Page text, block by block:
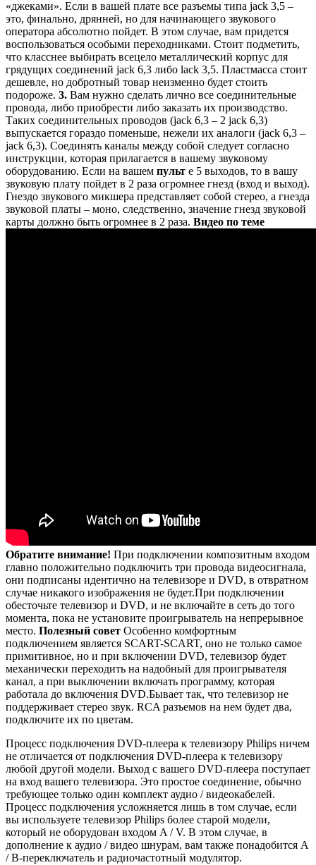
«джеками». Если в вашей плате все разъемы типа jack 3,5 –
это, финально, дрянней, но для начинающего звукового
оператора абсолютно пойдет. В этом случае, вам придется
воспользоваться особыми переходниками. Стоит подметить,
что класснее выбирать всецело металлический корпус для
грядущих соединений jack 6,3 либо lack 3,5. Пластмасса стоит
дешевле, но добротный товар неизменно будет стоить
подороже. 3. Вам нужно сделать лично все соединительные
провода, либо приобрести либо заказать их производство.
Таких соединительных проводов (jack 6,3 – 2 jack 6,3)
выпускается гораздо поменьше, нежели их аналоги (jack 6,3 –
jack 6,3). Соединять каналы между собой следует согласно
инструкции, которая прилагается в вашему звуковому
оборудованию. Если на вашем пульт е 5 выходов, то в вашу
звуковую плату пойдет в 2 раза огромнее гнезд (вход и выход).
Гнездо звукового микшера представляет собой стерео, а гнезда
звуковой платы – моно, следственно, значение гнезд звуковой
карты должно быть огромнее в 2 раза. Видео по теме
Обратите внимание! При подключении композитным входом
главно положительно подключить три провода видеосигнала,
они подписаны идентично на телевизоре и DVD, в отвратном
случае никакого изображения не будет.При подключении
обесточьте телевизор и DVD, и не включайте в сеть до того
момента, пока не установите проигрыватель на непрерывное
место. Полезный совет Особенно комфортным
подключением является SCART-SCART, оно не только самое
примитивное, но и при включении DVD, телевизор будет
механически переходить на надобный для проигрывателя
канал, а при выключении включать программу, которая
работала до включения DVD.Бывает так, что телевизор не
поддерживает стерео звук. RCA разъемов на нем будет два,
подключите их по цветам.
Процесс подключения DVD-плеера к телевизору Philips ничем
не отличается от подключения DVD-плеера к телевизору
любой другой модели. Выход с вашего DVD-плеера поступает
на вход вашего телевизора. Это простое соединение, обычно
требующее только один комплект аудио / видеокабелей.
Процесс подключения усложняется лишь в том случае, если
вы используете телевизор Philips более старой модели,
который не оборудован входом A / V. В этом случае, в
дополнение к аудио / видео шнурам, вам также понадобится A
/ B-переключатель и радиочастотный модулятор.